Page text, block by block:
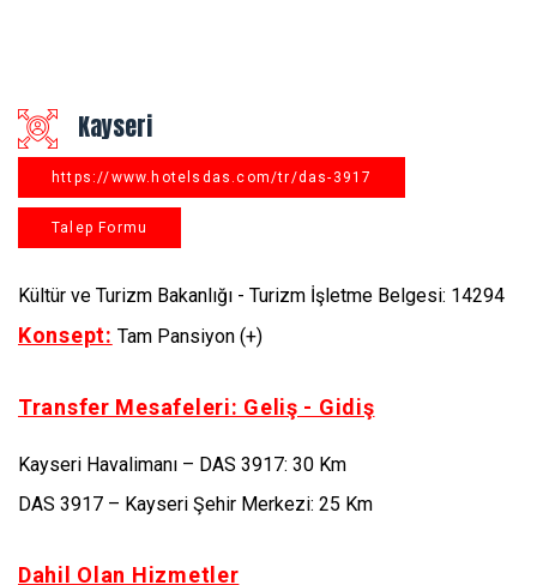
Kayseri
https://www.hotelsdas.com/tr/das-3917
Talep Formu
Kültür ve Turizm Bakanlığı - Turizm İşletme Belgesi: 14294
Konsept: Tam Pansiyon (+)
Transfer Mesafeleri: Geliş - Gidiş
Kayseri Havalimanı – DAS 3917: 30 Km
DAS 3917 – Kayseri Şehir Merkezi: 25 Km
Dahil Olan Hizmetler